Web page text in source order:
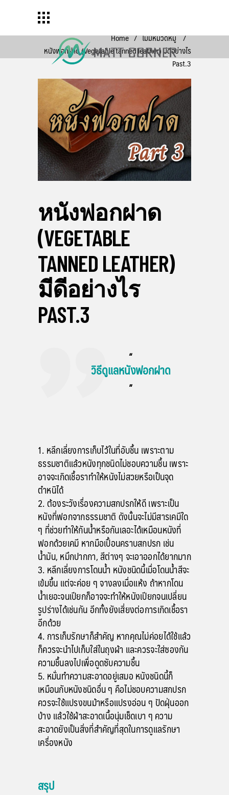
Home / ไม่มีหมวดหมู่ /
หนังฟอกฝาด (Vegetable tanned leather) มีดีอย่างไร
Past.3
หนังฟอกฝาด
(VEGETABLE
TANNED LEATHER)
มีดีอย่างไร
PAST.3
“
วิธีดูแลหนังฟอกฝาด
”
หลีกเลี่ยงการเก็บไว้ในที่อับชื้น เพราะตาม
ธรรมชาติแล้วหนังทุกชนิดไม่ชอบความชื้น เพราะ
อาจจะเกิดเชื้อราทำให้หนังไม่สวยหรือเป็นจุด
ตำหนิได้
ต้องระวังเรื่องความสกปรกให้ดี เพราะเป็น
หนังที่ฟอกจากธรรมชาติ ดังนั้นจะไม่มีสารเคมีใด
ๆ ที่ช่วยทำให้กันน้ำหรือกันเลอะได้เหมือนหนังที่
ฟอกด้วยเคมี หากมือเปื้อนคราบสกปรก เช่น
น้ำมัน, หมึกปากกา, สีต่างๆ จะเอาออกได้ยากมาก
หลีกเลี่ยงการโดนน้ำ หนังชนิดนี้เมื่อโดนน้ำสีจะ
เข้มขึ้น แต่จะค่อย ๆ จางลงเมื่อแห้ง ถ้าหากโดน
น้ำเยอะจนเปียกก็อาจจะทำให้หนังเปียกจนเปลี่ยน
รูปร่างได้เช่นกัน อีกทั้งยังเสี่ยงต่อการเกิดเชื้อรา
อีกด้วย
การเก็บรักษาก็สำคัญ หากคุณไม่ค่อยได้ใช้แล้ว
ก็ควรจะนำไปเก็บใส่ในถุงผ้า และควรจะใส่ซองกัน
ความชื้นลงไปเพื่อดูดซับความชื้น
หมั่นทำความสะอาดอยู่เสมอ หนังชนิดนี้ก็
เหมือนกับหนังชนิดอื่น ๆ คือไม่ชอบความสกปรก
ควรจะใช้แปรงขนม้าหรือแปรงอ่อน ๆ ปัดฝุ่นออก
บ้าง แล้วใช้ผ้าสะอาดเนื้อนุ่มเช็ดเบา ๆ ความ
สะอาดยังเป็นสิ่งที่สำคัญที่สุดในการดูแลรักษา
เครื่องหนัง
สรุป